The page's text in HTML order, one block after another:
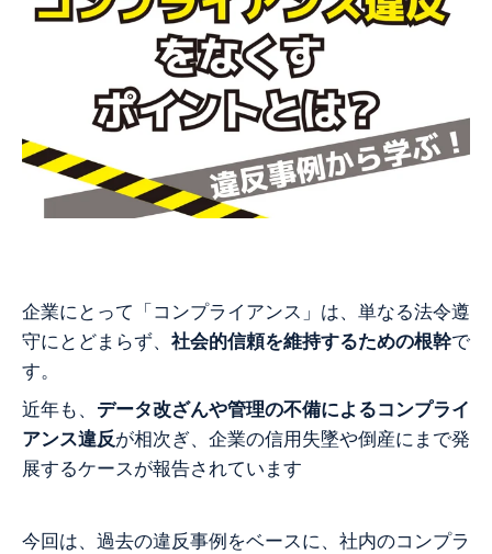
企業にとって「コンプライアンス」は、単なる法令遵
守にとどまらず、 社会的信頼を維持するための根幹で
す。
近年も、 データ改ざんや管理の不備によるコンプライ
アンス違反が相次ぎ、企業の信用失墜や倒産にまで発
展するケースが報告されています
今回は、過去の違反事例をベースに、社内のコンプラ